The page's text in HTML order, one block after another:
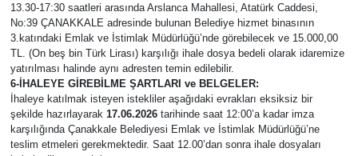
13.30-17:30 saatleri arasında Arslanca Mahallesi, Atatürk Caddesi,
No:39 ÇANAKKALE adresinde bulunan Belediye hizmet binasının
3.katındaki Emlak ve İstimlak Müdürlüğü’nde görebilecek ve 15.000,00
TL. (On beş bin Türk Lirası) karşılığı ihale dosya bedeli olarak idaremize
yatırılması halinde aynı adresten temin edilebilir.
6-İHALEYE GİREBİLME ŞARTLARI ve BELGELER:
İhaleye katılmak isteyen istekliler aşağıdaki evrakları eksiksiz bir
şekilde hazırlayarak 17.06.2026tarihinde saat 12:00’a kadar imza
karşılığında Çanakkale Belediyesi Emlak ve İstimlak Müdürlüğü’ne
teslim etmeleri gerekmektedir. Saat 12.00’dan sonra ihale dosyaları